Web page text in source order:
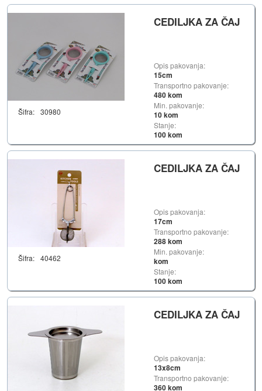
Šifra: 30980
CEDILJKA ZA ČAJ
Opis pakovanja:
15cm
Transportno pakovanje:
480 kom
Min. pakovanje:
10 kom
Stanje:
100 kom
Šifra: 40462
CEDILJKA ZA ČAJ
Opis pakovanja:
17cm
Transportno pakovanje:
288 kom
Min. pakovanje:
kom
Stanje:
100 kom
CEDILJKA ZA ČAJ
Opis pakovanja:
13x8cm
Transportno pakovanje:
360 kom